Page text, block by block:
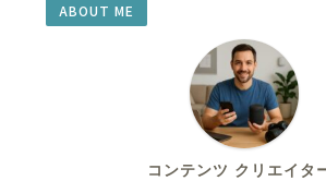
ABOUT ME
コンテンツ クリエイタ